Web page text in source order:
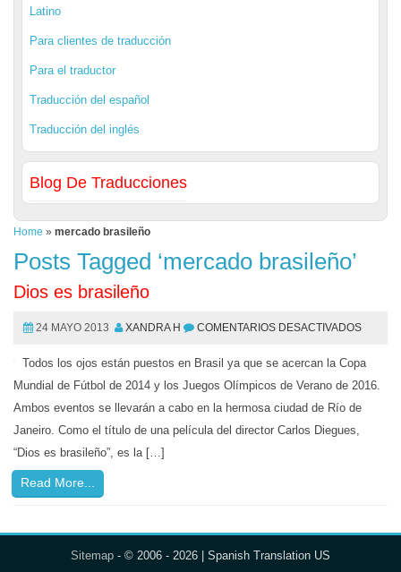
Latino
Para clientes de traducción
Para el traductor
Traducción del español
Traducción del inglés
Blog De Traducciones
Home » mercado brasileño
Posts Tagged ‘mercado brasileño’
Dios es brasileño
24 MAYO 2013 XANDRA H COMENTARIOS DESACTIVADOS
Todos los ojos están puestos en Brasil ya que se acercan la Copa
Mundial de Fútbol de 2014 y los Juegos Olímpicos de Verano de 2016.
Ambos eventos se llevarán a cabo en la hermosa ciudad de Río de
Janeiro. Como el título de una película del director Carlos Diegues,
“Dios es brasileño”, es la […]
Read More...
Sitemap - © 2006 - 2026 | Spanish Translation US